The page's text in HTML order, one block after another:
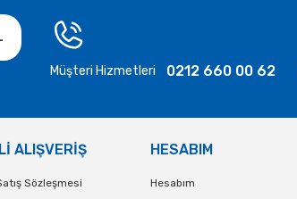
Müşteri Hizmetleri 0212 660 00 62
ALIŞVERİŞ
Sözleşmesi
HESABIM
Hesabım